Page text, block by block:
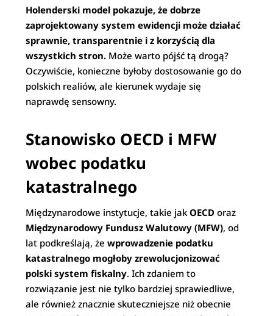
Holenderski model pokazuje, że dobrze
zaprojektowany system ewidencji może działać
sprawnie, transparentnie i z korzyścią dla
wszystkich stron. Może warto pójść tą drogą?
Oczywiście, konieczne byłoby dostosowanie go do
polskich realiów, ale kierunek wydaje się
naprawdę sensowny.
Stanowisko OECD i MFW
wobec podatku
katastralnego
Międzynarodowe instytucje, takie jakOECD oraz
Międzynarodowy Fundusz Walutowy (MFW), od
lat podkreślają, żewprowadzenie podatku
katastralnego mogłoby zrewolucjonizować
polski system fiskalny. Ich zdaniem to
rozwiązanie jest nie tylko bardziej sprawiedliwe,
ale również znacznie skuteczniejsze niż obecnie